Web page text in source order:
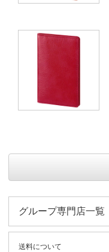
グループ専門店一覧
送料について